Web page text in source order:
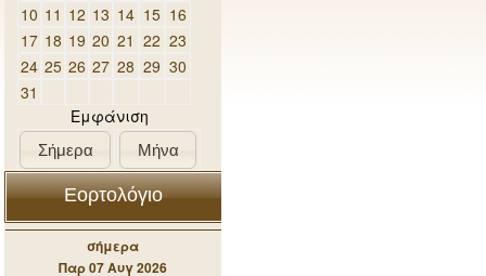
10 11 12 13 14 15 16
17 18 19 20 21 22 23
24 25 26 27 28 29 30
31
Εμφάνιση
Σήμερα Μήνα
Εορτολόγιο
σήμερα
Παρ 07 Αυγ 2026